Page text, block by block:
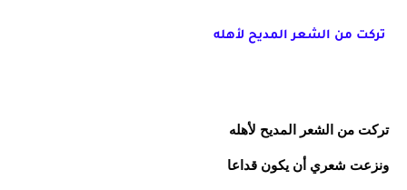
تركت من الشعر المديح لأهله
تركت من الشعر المديح لأهله
ونزعت شعري أن يكون قداعا